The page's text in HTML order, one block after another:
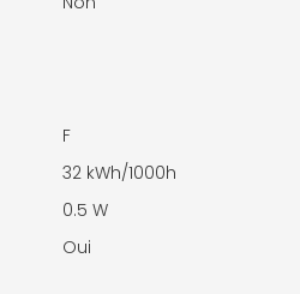
F
32 kWh/1000h
0.5 W
Oui